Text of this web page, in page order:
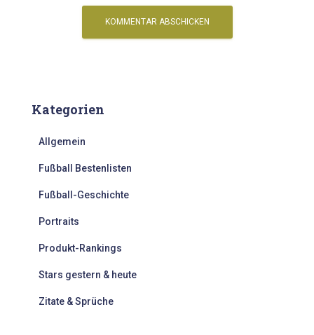
Kategorien
Allgemein
Fußball Bestenlisten
Fußball-Geschichte
Portraits
Produkt-Rankings
Stars gestern & heute
Zitate & Sprüche